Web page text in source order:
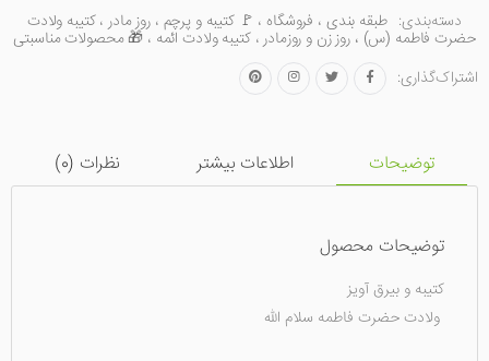
دسته‌بندی: طبقه بندی ، فروشگاه، 🚩 کتیبه و پرچم ،روز مادر،کتیبه ولادت
حضرت فاطمه (س) ، روز زن و روزمادر،کتیبه ولادت ائمه ، 🎁 محصولات مناسبتی
اشتراک‌گذاری:
توضیحات اطلاعات بیشتر نظرات (0
)
توضیحات محصول
کتیبه و بیرق آویز
ولادت حضرت فاطمه سلام الله